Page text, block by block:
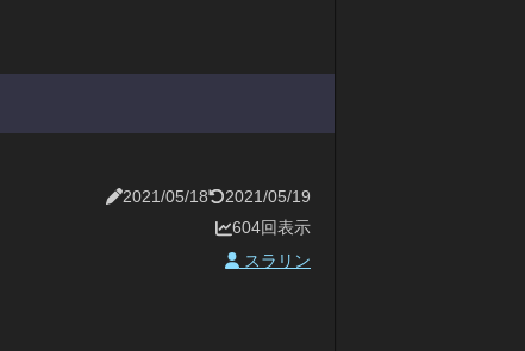
2021/05/18
2021/05/19
604回表示
スラリン